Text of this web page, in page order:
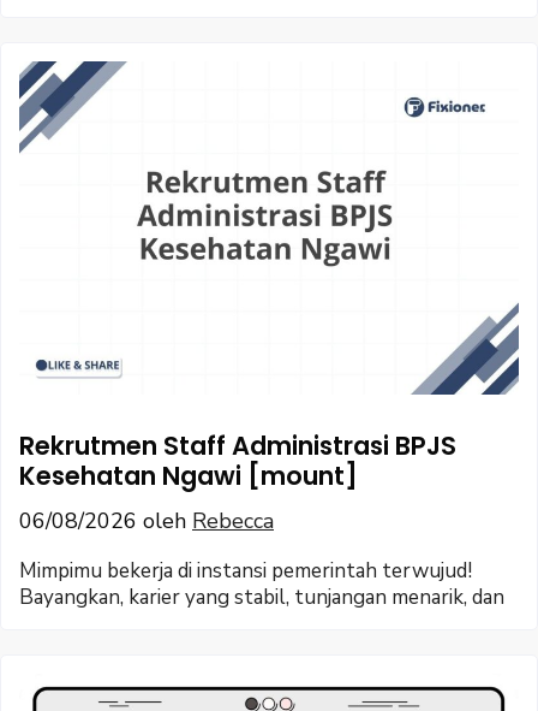
Rekrutmen Staff Administrasi BPJS
Kesehatan Ngawi [mount]
06/08/2026 oleh Rebecca
Mimpimu bekerja di instansi pemerintah terwujud!
Bayangkan, karier yang stabil, tunjangan menarik, dan